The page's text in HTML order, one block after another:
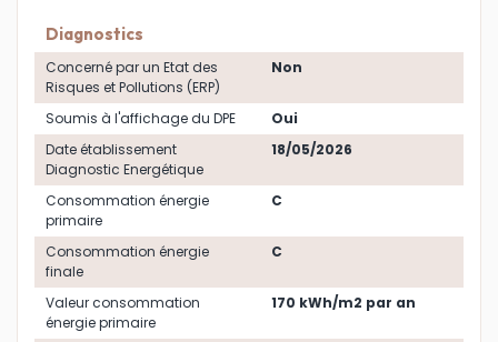
Diagnostics
Concerné par un Etat des
Risques et Pollutions (ERP)
Non
Soumis à l'affichage du DPE
Oui
Date établissement
Diagnostic Energétique
18/05/2026
Consommation énergie
primaire
C
Consommation énergie
finale
C
Valeur consommation
énergie primaire
170 kWh/m2 par an